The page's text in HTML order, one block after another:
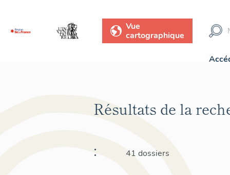
Vue
cartographique
Résultats de la
:
41 dossiers